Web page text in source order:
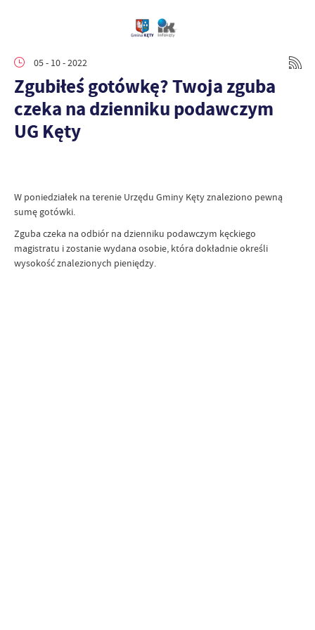
05 - 10 - 2022
Zgubiłeś gotówkę? Twoja zguba
czeka na dzienniku podawczym
UG Kęty
W poniedziałek na terenie Urzędu Gminy Kęty znaleziono pewną
sumę gotówki.
Zguba czeka na odbiór na dzienniku podawczym kęckiego
magistratu i zostanie wydana osobie, która dokładnie określi
wysokość znalezionych pieniędzy.